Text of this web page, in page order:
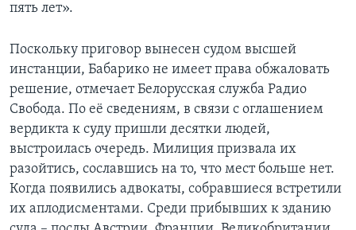
пять лет».
Поскольку приговор вынесен судом высшей
инстанции, Бабарико не имеет права обжаловать
решение, отмечает Белорусская служба Радио
Свобода. По её сведениям, в связи с оглашением
вердикта к суду пришли десятки людей,
выстроилась очередь. Милиция призвала их
разойтись, сославшись на то, что мест больше нет.
Когда появились адвокаты, собравшиеся встретили
их аплодисментами. Среди прибывших к зданию